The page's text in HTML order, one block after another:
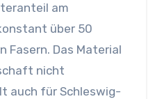
am
über 50
Fasern. Das Material
nicht
auch für Schleswig-